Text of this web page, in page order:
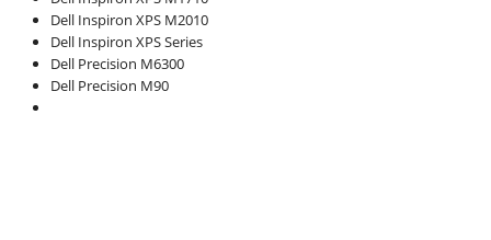
Dell Inspiron XPS M2010
Dell Inspiron XPS Series
Dell Precision M6300
Dell Precision M90